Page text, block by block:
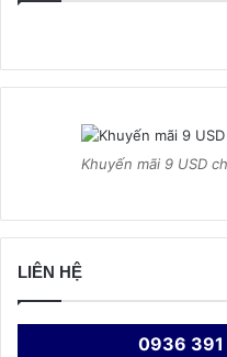
Khuyến mãi 9 USD
LIÊN HỆ
0936 391